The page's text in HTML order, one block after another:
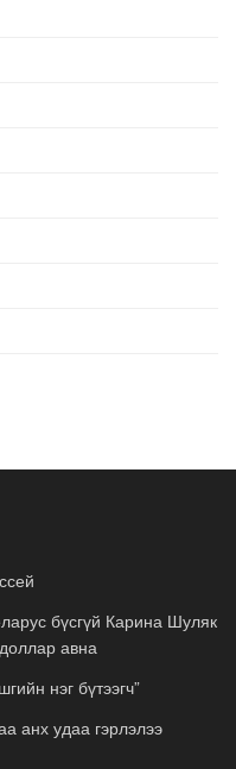
бүсгүй Карина Шуляк
авна
нэг бүтээгч”
анх удаа гэрлэлээ